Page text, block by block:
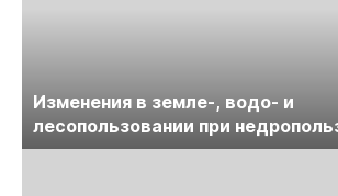
Изменения в земле-, водо- и
лесопользовании при
обсудят на семинаре